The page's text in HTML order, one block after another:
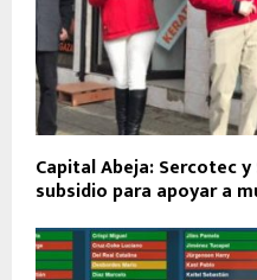
Capital Abeja: Sercotec
subsidio para apoyar a